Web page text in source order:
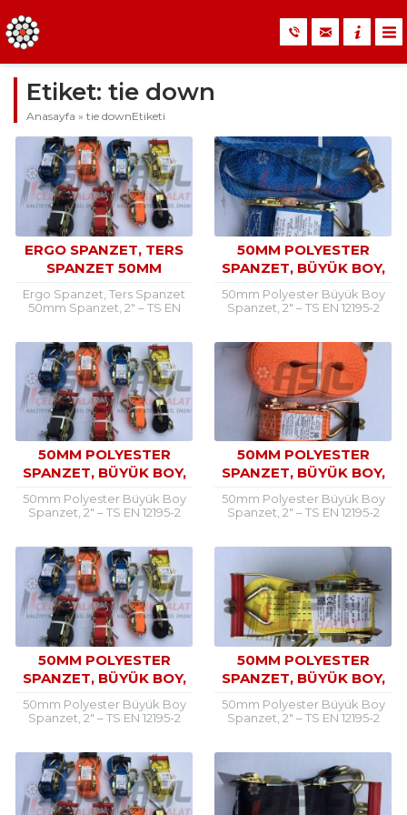
Etiket: tie down
Anasayfa » tie downEtiketi
ERGO SPANZET, TERS
SPANZET 50MM
Ergo Spanzet, Ters Spanzet
50mm Spanzet, 2″ – TS EN
Ters Spanzet...
50MM POLYESTER
SPANZET, BÜYÜK BOY,
140 GRAM
50mm Polyester Büyük Boy
Spanzet, 2″ – TS EN 12195-2
Spanzet, 50mm...
50MM POLYESTER
SPANZET, BÜYÜK BOY,
125 GRAM
50mm Polyester Büyük Boy
Spanzet, 2″ – TS EN 12195-2
Spanzet, 50mm...
50MM POLYESTER
SPANZET, BÜYÜK BOY,
100-110 GRAM
50mm Polyester Büyük Boy
Spanzet, 2″ – TS EN 12195-2
Spanzet, 50mm...
50MM POLYESTER
SPANZET, BÜYÜK BOY,
80-85 GRAM
50mm Polyester Büyük Boy
Spanzet, 2″ – TS EN 12195-2
Spanzet, 50mm...
50MM POLYESTER
SPANZET, BÜYÜK BOY,
70 GRAM
50mm Polyester Büyük Boy
Spanzet, 2″ – TS EN 12195-2